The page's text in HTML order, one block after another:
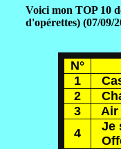
Voici mon TOP 10 de
d'opérettes) (07/09/
N°
1
2
3
Air
4
Je